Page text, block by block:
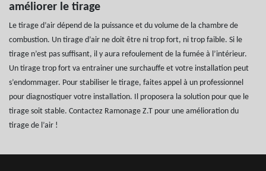
améliorer le tirage
Le tirage d’air dépend de la puissance et du volume de la chambre de
combustion. Un tirage d’air ne doit être ni trop fort, ni trop faible. Si le
tirage n’est pas suffisant, il y aura refoulement de la fumée à l’intérieur.
Un tirage trop fort va entrainer une surchauffe et votre installation peut
s’endommager. Pour stabiliser le tirage, faites appel à un professionnel
pour diagnostiquer votre installation. Il proposera la solution pour que le
tirage soit stable. Contactez Ramonage Z.T pour une amélioration du
tirage de l’air !